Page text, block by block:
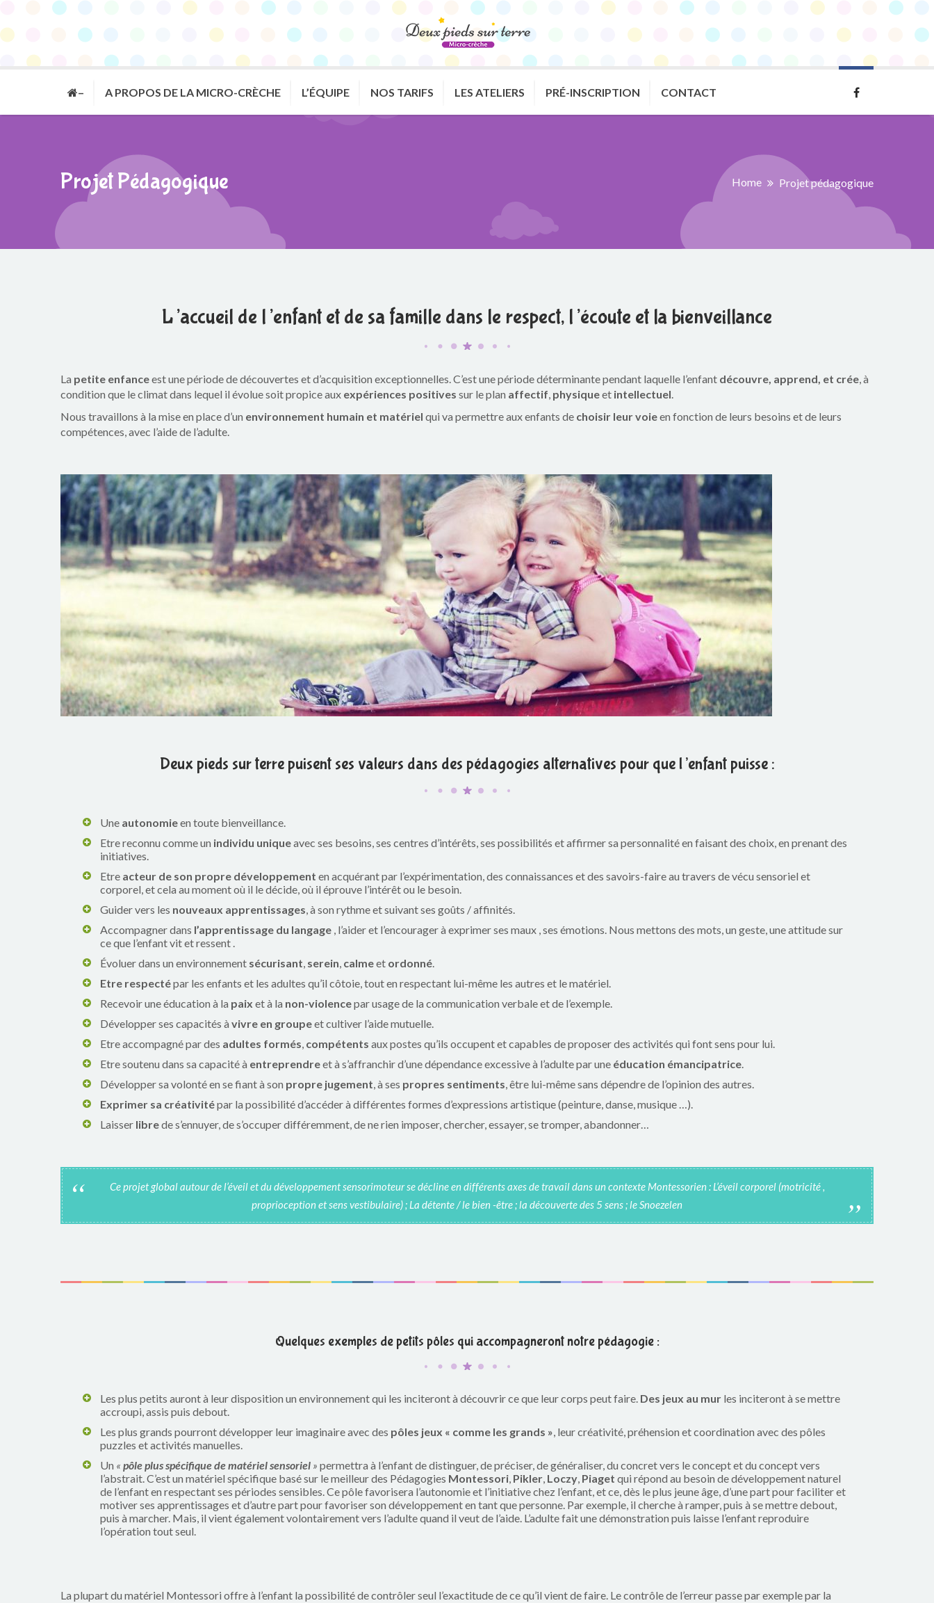
– A PROPOS DE LA MICRO-CRÈCHE L’ÉQUIPE NOS TARIFS LES ATELIERS PRÉ-INSCRIPTION CONTACT
Projet Pédagogique Home Projet pédagogique
L’accueil de l’enfant et de sa famille dans le respect, l’écoute et la bienveillance
La petite enfanceest une période de découvertes et d’acquisition exceptionnelles. C’est une période déterminante pendant laquelle l’enfant découvre, apprend, et crée, à
condition que le climat dans lequel il évolue soit propice aux expériences positives sur le plan affectif, physiqueet intellectuel.
Nous travaillons à la mise en place d’un environnement humain et matériel qui va permettre aux enfants de choisir leur voieen fonction de leurs besoins et de leurs
compétences, avec l’aide de l’adulte.
Deux pieds sur terre puisent ses valeurs dans des pédagogies alternatives pour que l’enfant puisse :
Une autonomieen toute bienveillance.
Etre reconnu comme un individu uniqueavec ses besoins, ses centres d’intérêts, ses possibilités et affirmer sa personnalité en faisant des choix, en prenant des
initiatives.
Etre acteur de son propre développement en acquérant par l’expérimentation, des connaissances et des savoirs-faire au travers de vécu sensoriel et
corporel, et cela au moment où il le décide, où il éprouve l’intérêt ou le besoin.
Guider vers les nouveaux apprentissages, à son rythme et suivant ses goûts / affinités.
Accompagner dans l’apprentissage du langage , l’aider et l’encourager à exprimer ses maux , ses émotions. Nous mettons des mots, un geste, une attitude sur
ce que l’enfant vit et ressent .
Évoluer dans un environnement sécurisant, serein, calmeet ordonné.
Etre respectépar les enfants et les adultes qu’il côtoie, tout en respectant lui-même les autres et le matériel.
Recevoir une éducation à la paix et à la non-violencepar usage de la communication verbale et de l’exemple.
Développer ses capacités à vivre en groupeet cultiver l’aide mutuelle.
Etre accompagné par des adultes formés, compétents aux postes qu’ils occupent et capables de proposer des activités qui font sens pour lui.
Etre soutenu dans sa capacité à entreprendreet à s’affranchir d’une dépendance excessive à l’adulte par une éducation émancipatrice.
Développer sa volonté en se fiant à son propre jugement, à ses propres sentiments, être lui-même sans dépendre de l’opinion des autres.
Exprimer sa créativitépar la possibilité d’accéder à différentes formes d’expressions artistique (peinture, danse, musique …).
Laisser librede s’ennuyer, de s’occuper différemment, de ne rien imposer, chercher, essayer, se tromper, abandonner…
Ce projet global autour de l’éveil et du développement sensorimoteur se décline en différents axes de travail dans un contexte Montessorien : L’éveil corporel (motricité ,
proprioception et sens vestibulaire) ; La détente / le bien -être ; la découverte des 5 sens ; le Snoezelen
Quelques exemples de petits pôles qui accompagneront notre pédagogie :
Les plus petits auront à leur disposition un environnement qui les inciteront à découvrir ce que leur corps peut faire. Des jeux au mur les inciteront à se mettre
accroupi, assis puis debout.
Les plus grands pourront développer leur imaginaire avec des pôles jeux « comme les grands », leur créativité, préhension et coordination avec des pôles
puzzles et activités manuelles.
Un « pôle plus spécifique dematériel sensoriel » permettra à l’enfant de distinguer, de préciser, de généraliser, du concret vers le concept et du concept vers
l’abstrait. C’est un matériel spécifique basé sur le meilleur des Pédagogies Montessori, Pikler, Loczy, Piaget qui répond au besoin de développement naturel
de l’enfant en respectant ses périodes sensibles. Ce pôle favorisera l’autonomie et l’initiative chez l’enfant, et ce, dès le plus jeune âge, d’une part pour faciliter et
motiver ses apprentissages et d’autre part pour favoriser son développement en tant que personne. Par exemple, il cherche à ramper, puis à se mettre debout,
puis à marcher. Mais, il vient également volontairement vers l’adulte quand il veut de l’aide. L’adulte fait une démonstration puis laisse l’enfant reproduire
l’opération tout seul.
La plupart du matériel Montessori offre à l’enfant la possibilité de contrôler seul l’exactitude de ce qu’il vient de faire. Le contrôle de l’erreur passe par exemple par la